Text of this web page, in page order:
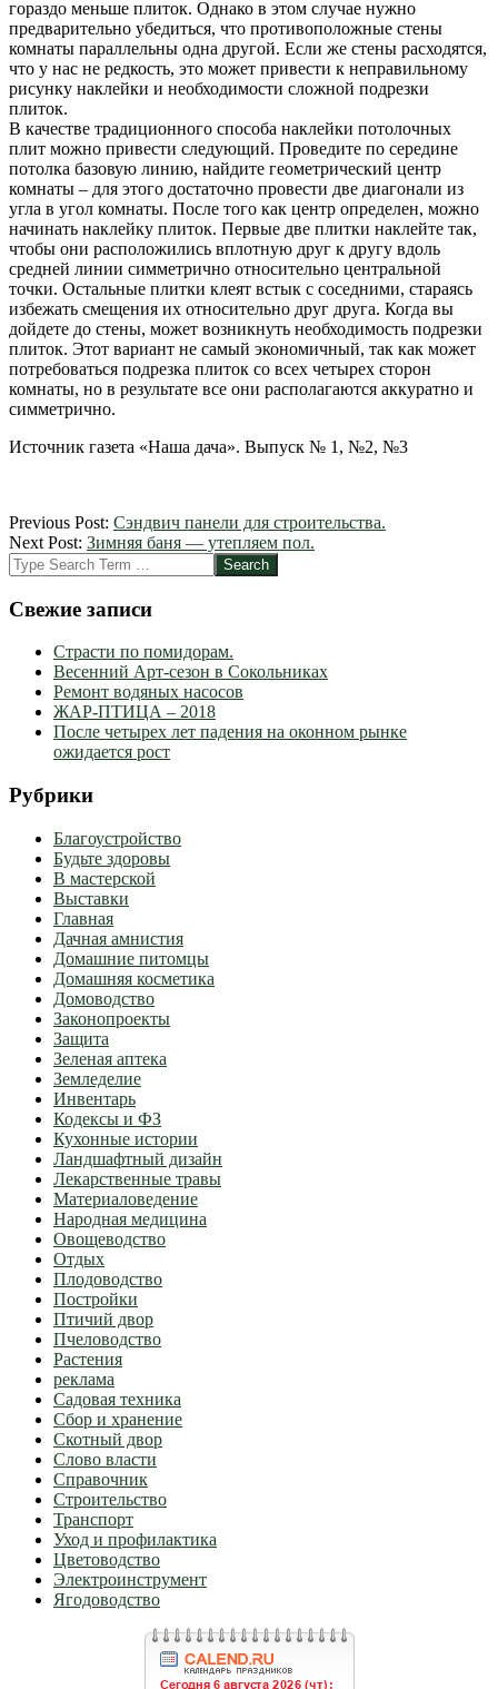
гораздо меньше плиток. Однако в этом случае нужно
предварительно убедиться, что противоположные стены
комнаты параллельны одна другой. Если же стены расходятся,
что у нас не редкость, это может привести к неправильному
рисунку наклейки и необходимости сложной подрезки
плиток.
В качестве традиционного способа наклейки потолочных
плит можно привести следующий. Проведите по середине
потолка базовую линию, найдите геометрический центр
комнаты – для этого достаточно провести две диагонали из
угла в угол комнаты. После того как центр определен, можно
начинать наклейку плиток. Первые две плитки наклейте так,
чтобы они расположились вплотную друг к другу вдоль
средней линии симметрично относительно центральной
точки. Остальные плитки клеят встык с соседними, стараясь
избежать смещения их относительно друг друга. Когда вы
дойдете до стены, может возникнуть необходимость подрезки
плиток. Этот вариант не самый экономичный, так как может
потребоваться подрезка плиток со всех четырех сторон
комнаты, но в результате все они располагаются аккуратно и
симметрично.
Источник газета «Наша дача». Выпуск № 1, №2, №3
2012-
03-
06
Previous Post: Сэндвич панели для строительства.
Next Post: Зимняя баня — утепляем пол.
Search
Свежие записи
Страсти по помидорам.
Весенний Арт-сезон в Сокольниках
Ремонт водяных насосов
ЖАР-ПТИЦА – 2018
После четырех лет падения на оконном рынке
ожидается рост
Рубрики
Благоустройство
Будьте здоровы
В мастерской
Выставки
Главная
Дачная амнистия
Домашние питомцы
Домашняя косметика
Домоводство
Законопроекты
Защита
Зеленая аптека
Земледелие
Инвентарь
Кодексы и ФЗ
Кухонные истории
Ландшафтный дизайн
Лекарственные травы
Материаловедение
Народная медицина
Овощеводство
Отдых
Плодоводство
Постройки
Птичий двор
Пчеловодство
Растения
реклама
Садовая техника
Сбор и хранение
Скотный двор
Слово власти
Справочник
Строительство
Транспорт
Уход и профилактика
Цветоводство
Электроинструмент
Ягодоводство